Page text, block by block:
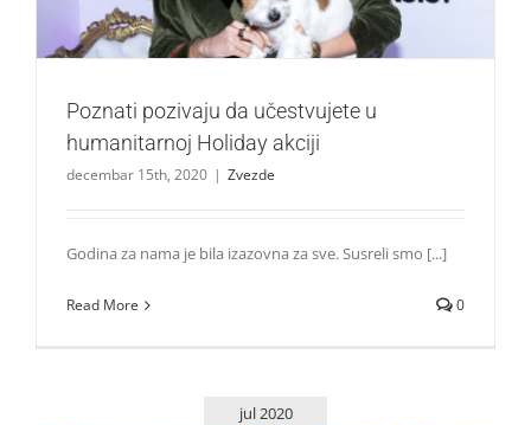
Poznati pozivaju da učestvujete u
humanitarnoj Holiday akciji
decembar 15th, 2020 | Zvezde
Godina za nama je bila izazovna za sve. Susreli smo [...]
Read More 0
jul 2020